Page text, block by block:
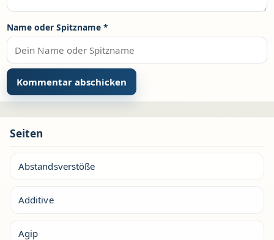
Name oder Spitzname *
Seiten
Abstandsverstöße
Additive
Agip